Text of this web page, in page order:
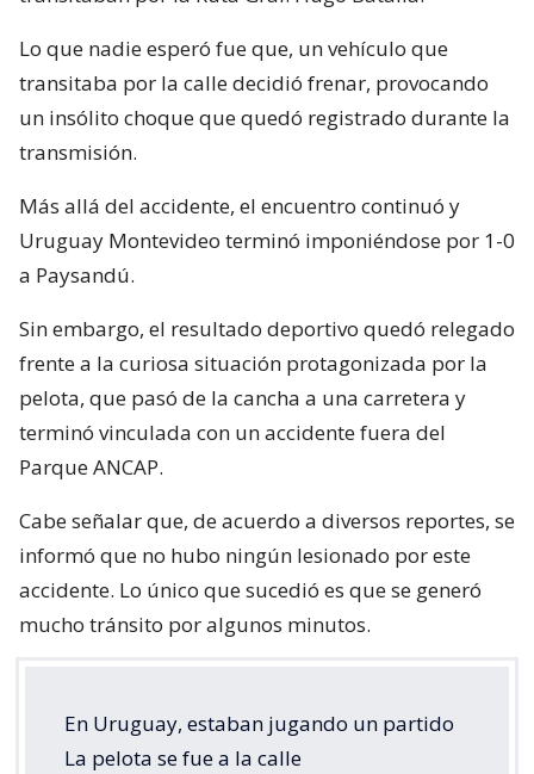
Lo que nadie esperó fue que, un vehículo que
transitaba por la calle decidió frenar, provocando
un insólito choque que quedó registrado durante la
transmisión.
Más allá del accidente, el encuentro continuó y
Uruguay Montevideo terminó imponiéndose por 1-0
a Paysandú.
Sin embargo, el resultado deportivo quedó relegado
frente a la curiosa situación protagonizada por la
pelota, que pasó de la cancha a una carretera y
terminó vinculada con un accidente fuera del
Parque ANCAP.
Cabe señalar que, de acuerdo a diversos reportes, se
informó que no hubo ningún lesionado por este
accidente. Lo único que sucedió es que se generó
mucho tránsito por algunos minutos.
En Uruguay, estaban jugando un partido
La pelota se fue a la calle